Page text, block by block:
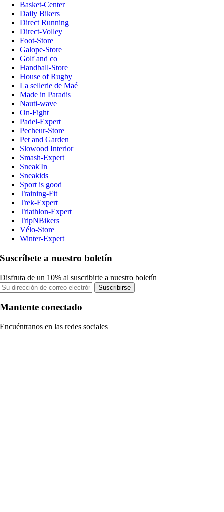
Basket-Center
Daily Bikers
Direct Running
Direct-Volley
Foot-Store
Galope-Store
Golf and co
Handball-Store
House of Rugby
La sellerie de Maé
Made in Paradis
Nauti-wave
On-Fight
Padel-Expert
Pecheur-Store
Pet and Garden
Slowood Interior
Smash-Expert
Sneak'In
Sneakids
Sport is good
Training-Fit
Trek-Expert
Triathlon-Expert
TripNBikers
Vélo-Store
Winter-Expert
Suscríbete a nuestro boletín
Disfruta de un 10% al suscribirte a nuestro boletín
Suscribirse
Mantente conectado
Encuéntranos en las redes sociales